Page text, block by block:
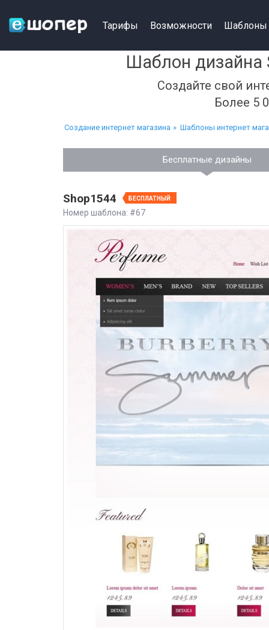
Тарифы Возможности Шаблоны
Шаблон дизайна
Создайте свой
Более 5
Создание интернет магазина Шаблоны интернет
Бесплатные дизайны
Shop1544 БЕСПЛАТНЫЙ
Номер шаблона: #67